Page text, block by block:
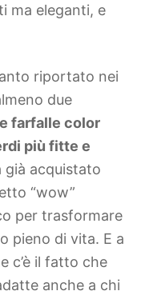
ma eleganti, e
riportato nei
due
farfalle color
più fitte e
già acquistato
“wow”
per trasformare
pieno di vita. E a
c’è il fatto che
anche a chi